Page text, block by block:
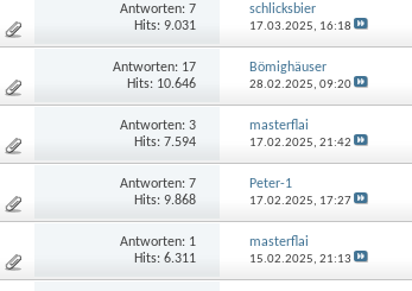
Antworten: 7
Hits: 9.031
schlicksbier
17.03.2025, 16:18
Antworten: 17
Hits: 10.646
Bömighäuser
28.02.2025,09:20
Antworten: 3
Hits: 7.594
masterflai
17.02.2025,21:42
Antworten: 7
Hits: 9.868
Peter-1
17.02.2025, 17:27
Antworten: 1
Hits: 6.311
masterflai
15.02.2025,21:13